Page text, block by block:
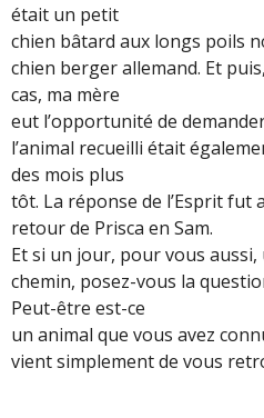
était un petit
chien bâtard aux longs poils
chien berger allemand. Et
cas, ma mère
eut l’opportunité de
l’animal recueilli était
des mois plus
tôt. La réponse de l’Esprit fut
retour de Prisca en Sam.
Et si un jour, pour vous
chemin, posez-vous la
Peut-être est-ce
un animal que vous avez
vient simplement de vous